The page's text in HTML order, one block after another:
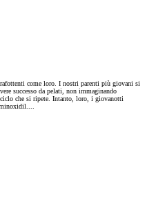
come loro. I nostri parenti più giovani si
successo da pelati, non immaginando
che si ripete. Intanto, loro, i giovanotti